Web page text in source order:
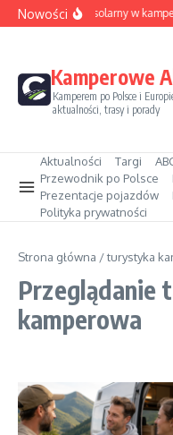
Przejdź do treści
NowościSezon solarny w
Kamperowe
Kamperem po Polsce i
aktualności, trasy i porady
Aktualności Targi
Przewodnik po Polsce
Prezentacje pojazdów
Polityka prywatności
Strona główna /turystyka
Przeglądanie
kamperowa